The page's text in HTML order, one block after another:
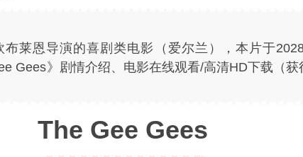
布莱恩导演的喜剧类电影（爱尔兰），本片于
Gees》剧情介绍、电影在线观看/高清HD下载（
The Gee Gees